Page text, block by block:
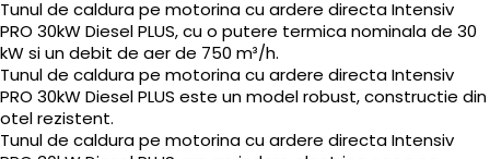
Tunul de caldura pe motorina cu ardere directa Intensiv
PRO 30kW Diesel PLUS, cu o putere termica nominala de 30
kW si un debit de aer de 750 m³/h.
Tunul de caldura pe motorina cu ardere directa Intensiv
PRO 30kW Diesel PLUS este un model robust, constructie din
otel rezistent.
Tunul de caldura pe motorina cu ardere directa Intensiv